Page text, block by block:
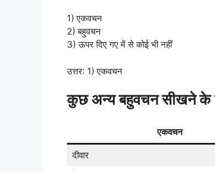
1) एकवचन
2) बहुवचन
3) ऊपर दिए गए में से कोई भी नहीं
उत्तर: 1) एकवचन
कुछ अन्य बहुवचन सीखने के
एकवचन
दीवार